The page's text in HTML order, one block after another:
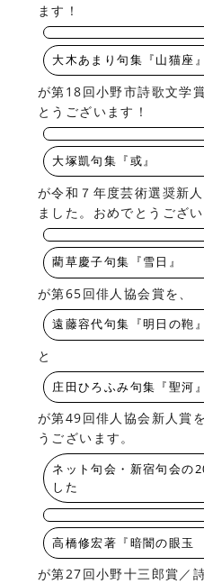
ます！
大木あまり句集『山猫座』
が第18回小野市詩歌文学
とうございます！
大塚凱句集『或』
が令和７年度芸術選奨新
ました。おめでとうござい
藺草慶子句集『雪日』
が第65回俳人協会賞を、
遠藤容代句集『明日の鞄』
と
庄田ひろふみ句集『聖河』
が第49回俳人協会新人賞
うございます。
ネット句会・新宿句会の
した
高橋修宏著『暗闇の眼玉
が第27回小野十三郎賞／